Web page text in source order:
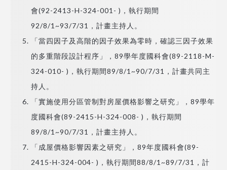
會(92-2413-H-324-001- )，執行期間
92/8/1~93/7/31，計畫主持人。
「當四因子及高階的因子效果為零時，確認三因子效果
的多重階段設計程序」，89學年度國科會(89-2118-M-
324-010- )，執行期間89/8/1~90/7/31，計畫共同主
持人。
「實施使用分區管制對房屋價格影響之研究」，89學年
度國科會(89-2415-H-324-008- )，執行期間
89/8/1~90/7/31，計畫主持人。
「成屋價格影響因素之研究」，89年度國科會(89-
2415-H-324-004- )，執行期間88/8/1~89/7/31，計